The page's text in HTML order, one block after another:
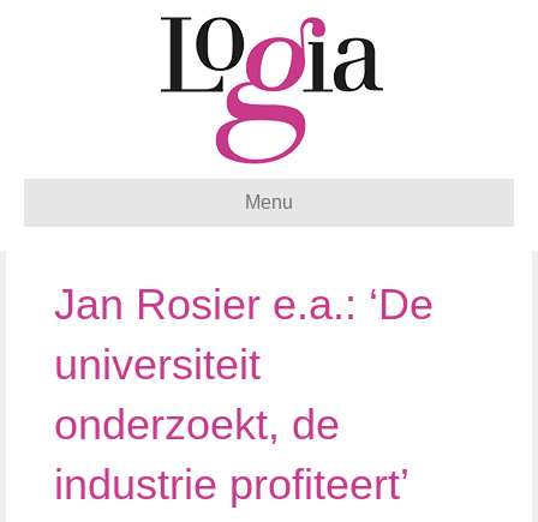
Menu
Jan Rosier e.a.: ‘De
universiteit
onderzoekt, de
industrie profiteert’